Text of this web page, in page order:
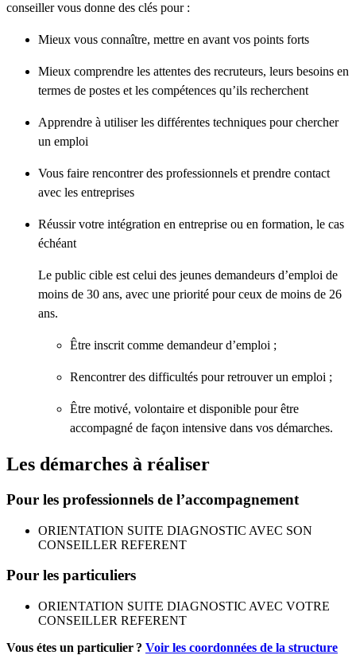
conseiller vous donne des clés pour :
Mieux vous connaître, mettre en avant vos points forts
Mieux comprendre les attentes des recruteurs, leurs besoins en
termes de postes et les compétences qu’ils recherchent
Apprendre à utiliser les différentes techniques pour chercher
un emploi
Vous faire rencontrer des professionnels et prendre contact
avec les entreprises
Réussir votre intégration en entreprise ou en formation, le cas
échéant
Le public cible est celui des jeunes demandeurs d’emploi de
moins de 30 ans, avec une priorité pour ceux de moins de 26
ans.
Être inscrit comme demandeur d’emploi ;
Rencontrer des difficultés pour retrouver un emploi ;
Être motivé, volontaire et disponible pour être
accompagné de façon intensive dans vos démarches.
Les démarches à réaliser
Pour les professionnels de l’accompagnement
ORIENTATION SUITE DIAGNOSTIC AVEC SON
CONSEILLER REFERENT
Pour les particuliers
ORIENTATION SUITE DIAGNOSTIC AVEC VOTRE
CONSEILLER REFERENT
Vous étes un particulier ? Voir les coordonnées de la structure